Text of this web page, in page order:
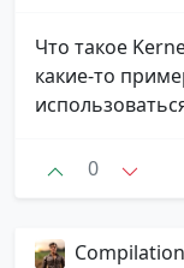
Что такое
какие-то
0